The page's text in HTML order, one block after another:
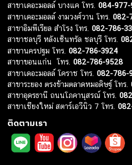
สาขาเดอะมอลล์ บางแค โทร. 084-977-
สาขาเดอะมอลล์ งามวงศ์วาน โทร. 082-
สาขาอิมพีเรียล สำโรง โทร. 082-786-
สาขาชลบุรี หลังเซ็นทรัล ชลบุรี โทร.
สาขานครปฐม โทร. 082-786-3924
สาขาขอนแก่น โทร. 082-786-9528
สาขาเดอะมอลล์ โคราช โทร. 082-786-
สาขาระยอง ตรงข้ามตลาดหมอดิษฐ์ โทร.
สาขาอุดรธานี ถนนโภคานุสรณ์ โทร.
สาขาเชียงใหม่ สตาร์เอวีนิว 7 โทร.
ติดตามเรา